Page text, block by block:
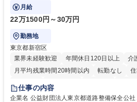
ております！ ※下記業務詳細
月給
22万1500円～30万円
勤務地
東京都新宿区
業界未経験歓迎
年間休日120日以上
介
月平均残業時間20時間以内
転勤なし
研修あり
退職金あり
駅近5分以内
資格取得手当あり 食事補
仕事の内容
企業名 公益財団法人東京都道路整備保全公社 求人名 【都庁グループ】総